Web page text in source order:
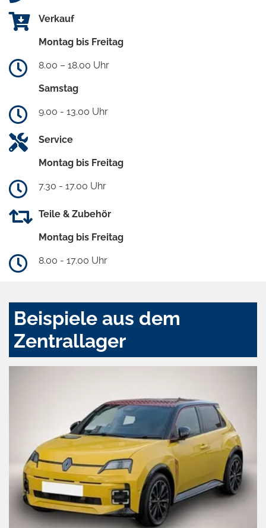
Verkauf
Montag bis Freitag
8.00 – 18.00 Uhr
Samstag
9.00 - 13.00 Uhr
Service
Montag bis Freitag
7.30 - 17.00 Uhr
Teile & Zubehör
Montag bis Freitag
8.00 - 17.00 Uhr
Beispiele aus dem
Zentrallager